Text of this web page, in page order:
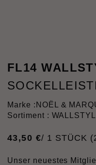
FL14
Marke : NOËL &
Sortiment : WALLSTYL
43,50 €/ 1 STÜCK
Unser neuestes